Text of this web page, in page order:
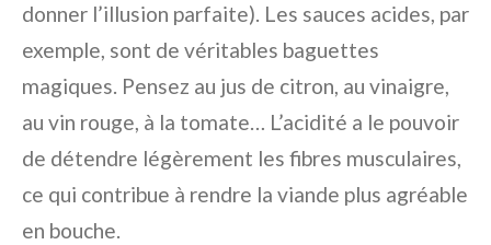
donner l’illusion parfaite). Les sauces acides, par
exemple, sont de véritables baguettes
magiques. Pensez au jus de citron, au vinaigre,
au vin rouge, à la tomate… L’acidité a le pouvoir
de détendre légèrement les fibres musculaires,
ce qui contribue à rendre la viande plus agréable
en bouche.